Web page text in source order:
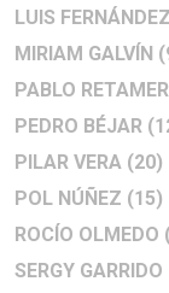
LUIS FERNÁNDEZ
MIRIAM GALVÍN
PABLO
PEDRO BÉJAR
PILAR VERA (20)
POL NÚÑEZ (15)
ROCÍO OLMEDO
SERGY GARRIDO